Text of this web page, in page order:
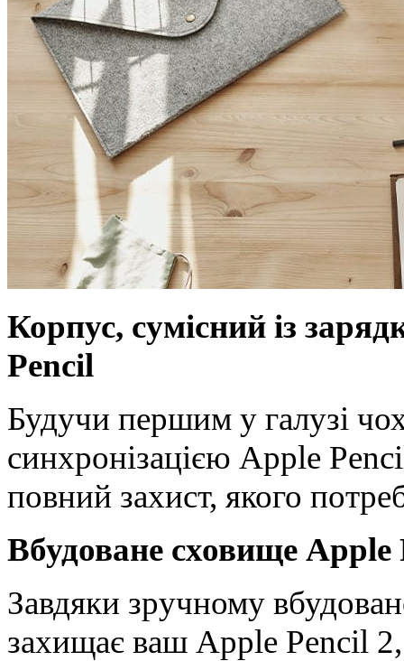
Корпус, сумісний із
Pencil
Будучи першим у галузі
синхронізацією Apple
повний захист, якого
Вбудоване сховище Apple
Завдяки зручному
захищає ваш Apple Pencil 2,